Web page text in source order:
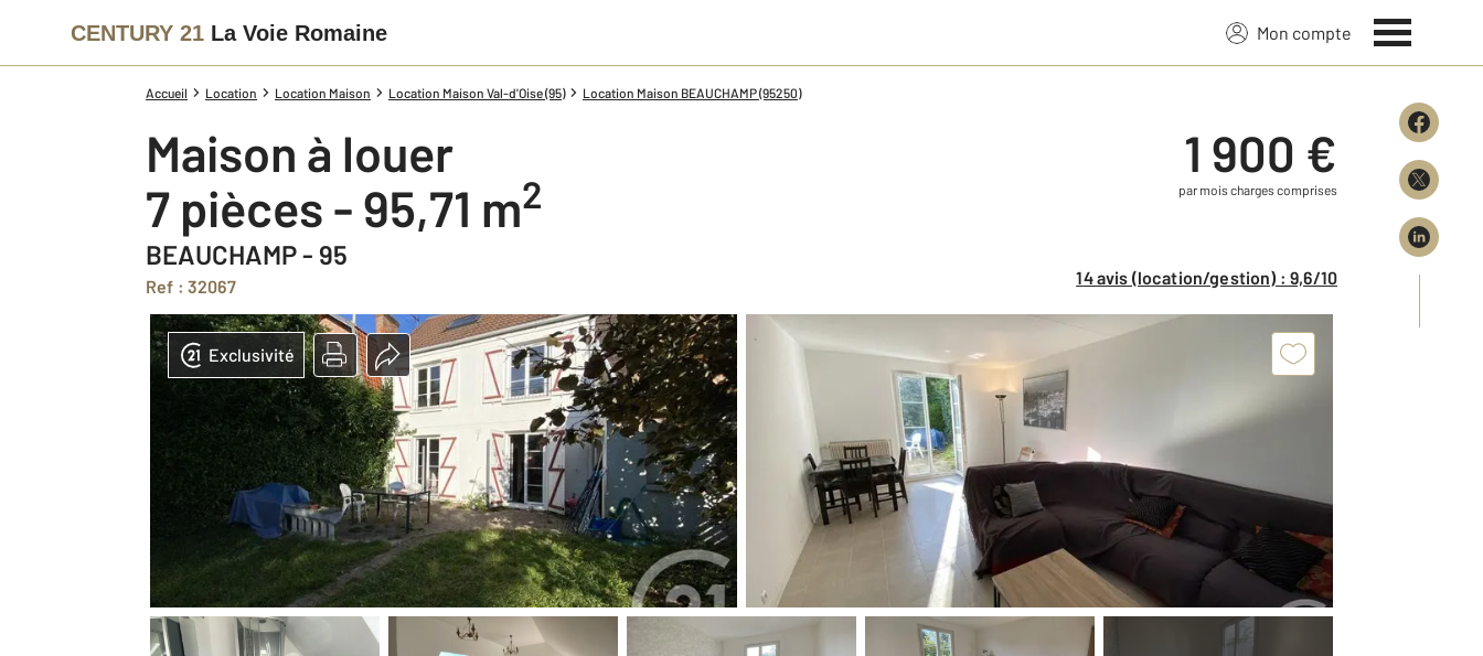
CENTURY 21 La Voie Romaine Mon compte
Accueil Location Location Maison Location Maison Val-d'Oise (95) Location Maison BEAUCHAMP (95250)
Maison à louer
7 pièces - 95,71 m2
BEAUCHAMP - 95
Ref : 32067
1 900 €
par mois charges comprises
14 avis (location/gestion) : 9,6/10
Exclusivité